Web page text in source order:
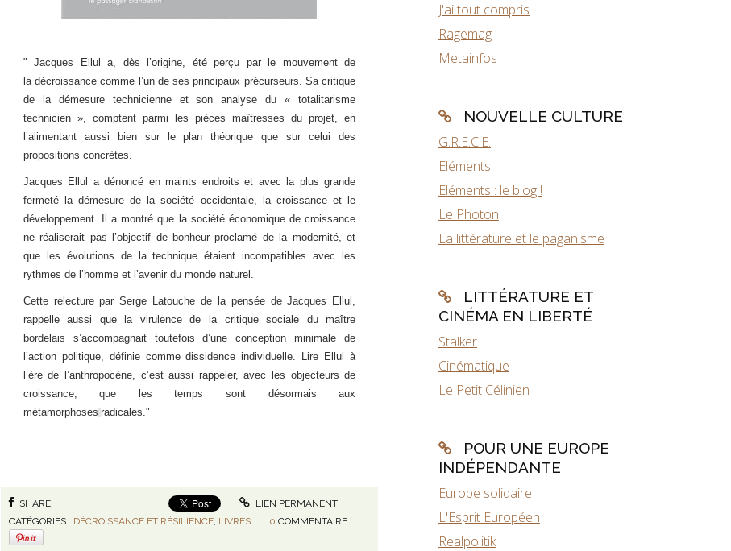
" Jacques Ellul a, dès l’origine, été perçu par le mouvement de
ladécroissance comme l’un de ses principaux précurseurs. Sa critique
de la démesure technicienne et son analyse du « totalitarisme
technicien », comptent parmi les pièces maîtresses du projet, en
l’alimentant aussi bien sur le plan théorique que sur celui des
propositions concrètes.
Jacques Ellul a dénoncé en maints endroits et avec la plus grande
fermeté la démesure de la société occidentale, la croissance et le
développement. Il a montré que la société économique de croissance
ne réaliserait pas l’objectif de bonheur proclamé de la modernité, et
que les évolutions de la technique étaient incompatibles avec les
rythmes de l’homme et l’avenir du monde naturel.
Cette relecture par Serge Latouche de la pensée de Jacques Ellul,
rappelle aussi que la virulence de la critique sociale du maître
bordelais s’accompagnait toutefois d’une conception minimale de
l’action politique, définie comme dissidence individuelle. Lire Ellul à
l’ère de l’anthropocène, c’est aussi rappeler, avec les objecteurs de
croissance, que les temps sont désormais aux
métamorphoses radicales."
SHARE
LIEN PERMANENT
CATÉGORIES : DÉCROISSANCE ET RÉSILIENCE, LIVRES 0 COMMENTAIRE
J'ai tout compris
Ragemag
Metainfos
NOUVELLE CULTURE
G.R.E.C.E.
Eléments
Eléments : le blog !
Le Photon
La littérature et le paganisme
LITTÉRATURE ET
CINÉMA EN LIBERTÉ
Stalker
Cinématique
Le Petit Célinien
POUR UNE EUROPE
INDÉPENDANTE
Europe solidaire
L'Esprit Européen
Realpolitik